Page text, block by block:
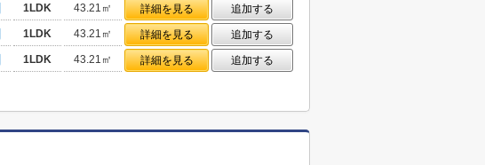
1LDK 43.21㎡ 詳細を見る
追加する
1LDK 43.21㎡ 詳細を見る
追加する
1LDK 43.21㎡ 詳細を見る 追加する